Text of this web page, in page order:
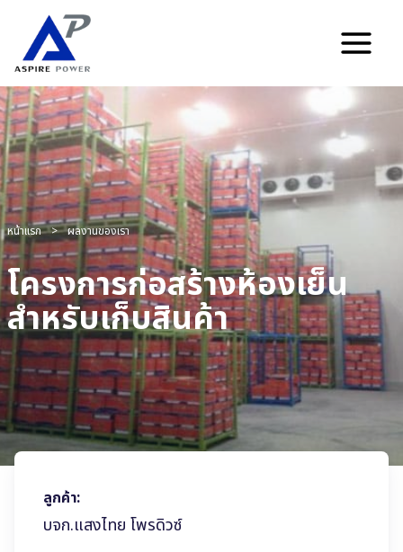
content
หน้าแรก > ผลงานของเรา
โครงการก่อสร้างห้องเย็น
สำหรับเก็บสินค้า
ลูกค้า:
บจก.แสงไทย โพรดิวซ์